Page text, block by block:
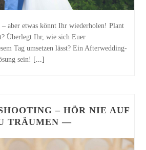
– aber etwas könnt Ihr wiederholen! Plant
Überlegt Ihr, wie sich Euer
Tag umsetzen lässt? Ein Afterwedding-
sein! [...]
– HÖR NIE AUF
TRÄUMEN —